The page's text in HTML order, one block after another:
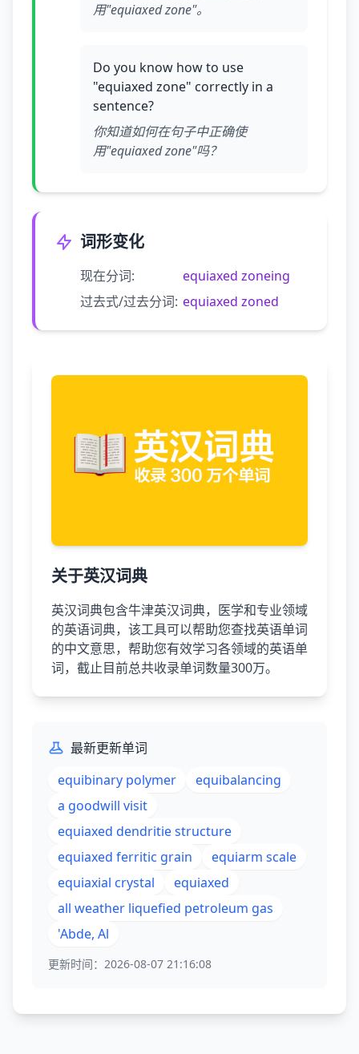
用"equiaxed zone"。
Do you know how to use
"equiaxed zone" correctly in a
sentence?
你知道如何在句子中正确使
用"equiaxed zone"吗？
词形变化
现在分词:
equiaxed zoneing
过去式/过去分词: equiaxed zoned
关于英汉词典
英汉词典包含牛津英汉词典，医学和专业领域
的英语词典，该工具可以帮助您查找英语单词
的中文意思，帮助您有效学习各领域的英语单
词，截止目前总共收录单词数量300万。
最新更新单词
equibinary polymer
equibalancing
a goodwill visit
equiaxed dendritie structure
equiaxed ferritic grain
equiarm scale
equiaxial crystal
equiaxed
all weather liquefied petroleum gas
'Abde, Al
更新时间：2026-08-07 21:16:08